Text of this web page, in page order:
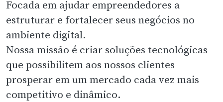
Focada em ajudar empreendedores a
estruturar e fortalecer seus negócios no
ambiente digital.
Nossa missão é criar soluções tecnológicas
que possibilitem aos nossos clientes
prosperar em um mercado cada vez mais
competitivo e dinâmico.